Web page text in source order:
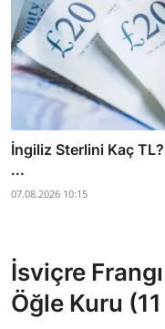
İngiliz Sterlini Kaç
...
07.08.2026 10:15
İsviçre
Öğle Kuru